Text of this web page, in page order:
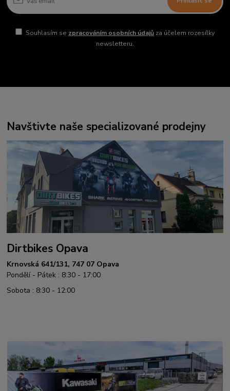
Souhlasím se zpracováním osobních údajůza účelem rozesílky
newsletteru.
Navštivte naše specializované prodejny
Dirtbikes Opava
Krnovská 641/131, 747 07 Opava
Pondělí - Pátek : 8:30 - 17:00
Sobota : 8:30 - 12:00